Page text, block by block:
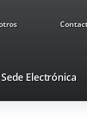
Sede Electrónica